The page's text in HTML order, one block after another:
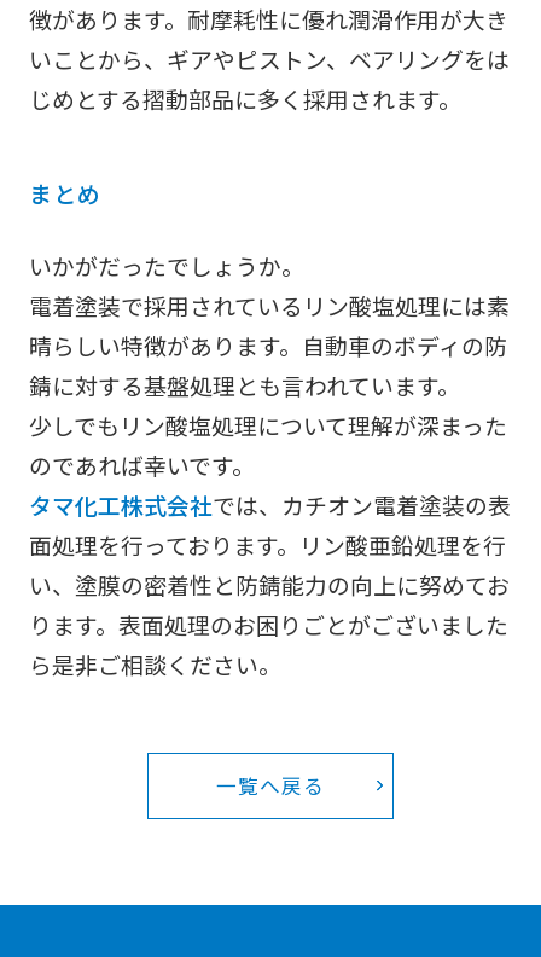
徴があります。耐摩耗性に優れ潤滑作用が大き
いことから、ギアやピストン、ベアリングをは
じめとする摺動部品に多く採用されます。
まとめ
いかがだったでしょうか。
電着塗装で採用されているリン酸塩処理には素
晴らしい特徴があります。自動車のボディの防
錆に対する基盤処理とも言われています。
少しでもリン酸塩処理について理解が深まった
のであれば幸いです。
タマ化工株式会社では、カチオン電着塗装の表
面処理を行っております。リン酸亜鉛処理を行
い、塗膜の密着性と防錆能力の向上に努めてお
ります。表面処理のお困りごとがございました
ら是非ご相談ください。
一覧へ戻る